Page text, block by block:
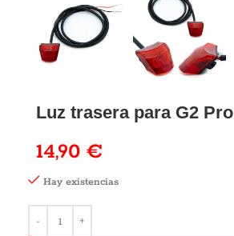
Luz trasera para G2 Pro
14,90 €
Hay existencias